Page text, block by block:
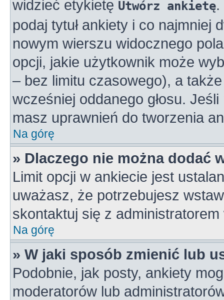
widzieć etykietę Utwórz ankietę.
podaj tytuł ankiety i co najmniej
nowym wierszu widocznego
opcji, jakie użytkownik może
– bez limitu czasowego), a
wcześniej oddanego głosu.
masz uprawnień do tworzenia
Na górę
» Dlaczego nie można dodać
Limit opcji w ankiecie jest
uważasz, że potrzebujesz
skontaktuj się z administratorem
Na górę
» W jaki sposób zmienić lub
Podobnie, jak posty, ankiety
moderatorów lub